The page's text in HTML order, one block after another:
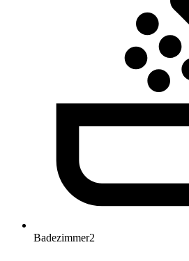
Badezimmer2